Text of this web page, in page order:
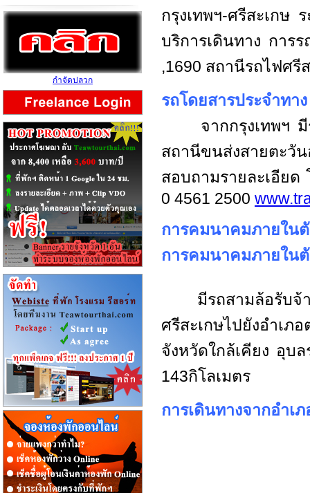
กรุงเทพฯ-ศรีสะเกษ
บริการเดินทาง การ
,1690 สถานีรถไฟศรี
รถโดยสารประจำทาง
จากกรุงเทพฯ
สถานีขนส่งสายตะวั
สอบถามรายละเอียด
0 4561 2500
การคมนาคมภายใน
การคมนาคมภายใน
มีรถสามล้อรับจ้าง
ศรีสะเกษไปยังอำเภ
จังหวัดใกล้เคียง อุบ
143กิโลเมตร
การเดินทางจากอำเ
กำจัดปลวก